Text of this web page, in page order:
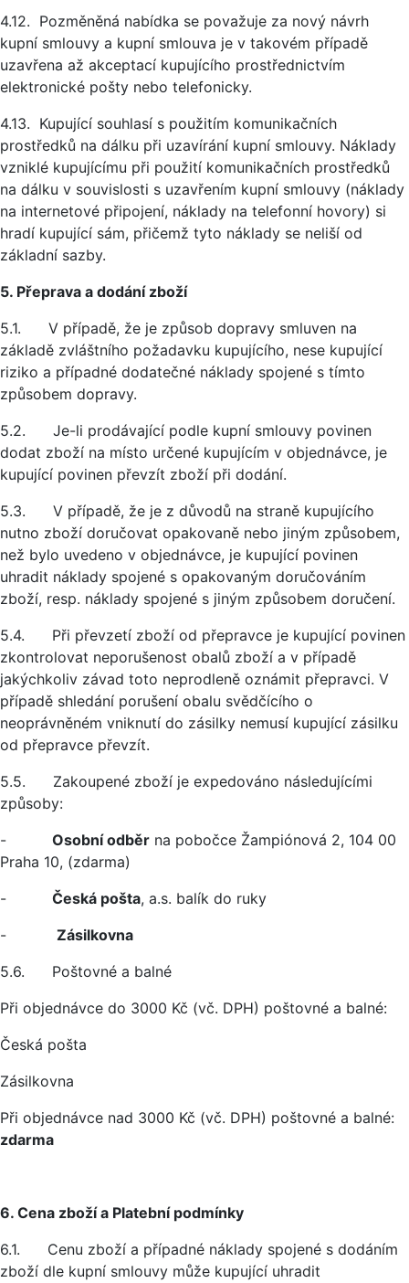
4.12. Pozměněná nabídka se považuje za nový návrh
kupní smlouvy a kupní smlouva je v takovém případě
uzavřena až akceptací kupujícího prostřednictvím
elektronické pošty nebo telefonicky.
4.13. Kupující souhlasí s použitím komunikačních
prostředků na dálku při uzavírání kupní smlouvy. Náklady
vzniklé kupujícímu při použití komunikačních prostředků
na dálku v souvislosti s uzavřením kupní smlouvy (náklady
na internetové připojení, náklady na telefonní hovory) si
hradí kupující sám, přičemž tyto náklady se neliší od
základní sazby.
5. Přeprava a dodání zboží
5.1. V případě, že je způsob dopravy smluven na
základě zvláštního požadavku kupujícího, nese kupující
riziko a případné dodatečné náklady spojené s tímto
způsobem dopravy.
5.2. Je-li prodávající podle kupní smlouvy povinen
dodat zboží na místo určené kupujícím v objednávce, je
kupující povinen převzít zboží při dodání.
5.3. V případě, že je z důvodů na straně kupujícího
nutno zboží doručovat opakovaně nebo jiným způsobem,
než bylo uvedeno v objednávce, je kupující povinen
uhradit náklady spojené s opakovaným doručováním
zboží, resp. náklady spojené s jiným způsobem doručení.
5.4. Při převzetí zboží od přepravce je kupující povinen
zkontrolovat neporušenost obalů zboží a v případě
jakýchkoliv závad toto neprodleně oznámit přepravci. V
případě shledání porušení obalu svědčícího o
neoprávněném vniknutí do zásilky nemusí kupující zásilku
od přepravce převzít.
5.5. Zakoupené zboží je expedováno následujícími
způsoby:
- Osobní odběr na pobočce Žampiónová 2, 104 00
Praha 10, (zdarma)
- Česká pošta, a.s. balík do ruky
- Zásilkovna
5.6. Poštovné a balné
Při objednávce do 3000 Kč (vč. DPH) poštovné a balné:
Česká pošta
Zásilkovna
Při objednávce nad 3000 Kč (vč. DPH) poštovné a balné:
zdarma
6. Cena zboží a Platební podmínky
6.1. Cenu zboží a případné náklady spojené s dodáním
zboží dle kupní smlouvy může kupující uhradit